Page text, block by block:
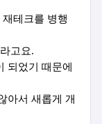
테크를 병행
고요.
되었기 때문에
아서 새롭게 개